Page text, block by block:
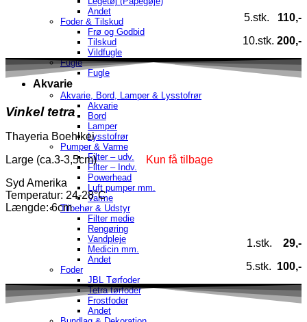
Andet
Foder & Tilskud
Frø og Godbid
Tilskud
Vildfugle
Fugle
Fugle
Akvarie
Akvarie, Bord, Lamper & Lysstofrør
Akvarie
Bord
Lamper
Lysstofrør
Pumper & Varme
Filter – udv.
Filter – Indv.
Powerhead
Luft pumper mm.
Varme
Tilbehør & Udstyr
Filter medie
Rengøring
Vandpleje
Medicin mm.
Andet
Foder
JBL Tørfoder
Tetra tørfoder
Frostfoder
Andet
5.stk. 110,-
10.stk. 200,-
Vinkel tetra
Thayeria Boehlkei
Large (ca.3-3,5cm)
Kun få tilbage
Syd Amerika
Temperatur: 24-28°C
Længde: 6cm
1.stk. 29,-
5.stk. 100,-